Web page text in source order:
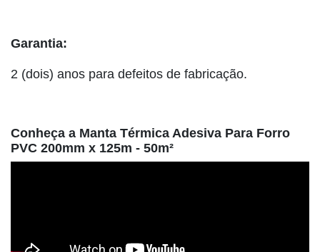
Garantia:
2 (dois) anos para defeitos de fabricação.
Conheça a Manta Térmica Adesiva Para Forro
PVC 200mm x 125m - 50m²